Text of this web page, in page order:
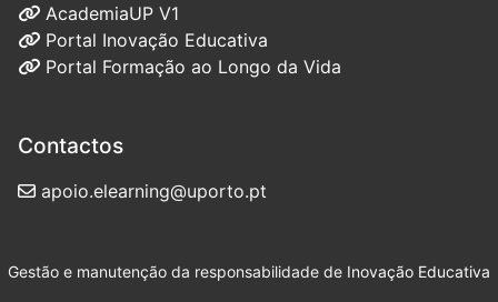
AcademiaUP V1
Portal Inovação Educativa
Portal Formação ao Longo da Vida
Contactos
apoio.elearning@uporto.pt
Gestão e manutenção da responsabilidade de Inovação Educativa